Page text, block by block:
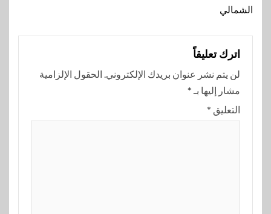
الشمالي
اترك تعليقاً
لن يتم نشر عنوان بريدك الإلكتروني. الحقول الإلزامية
مشار إليها بـ *
التعليق *